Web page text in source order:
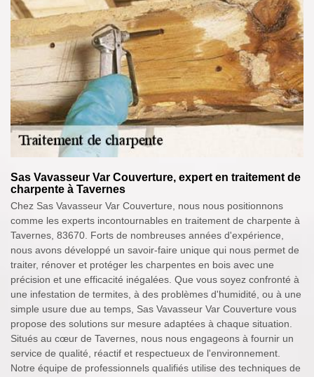
Sas Vavasseur Var Couverture, expert en traitement de
charpente à Tavernes
Chez Sas Vavasseur Var Couverture, nous nous positionnons
comme les experts incontournables en traitement de charpente à
Tavernes, 83670. Forts de nombreuses années d'expérience,
nous avons développé un savoir-faire unique qui nous permet de
traiter, rénover et protéger les charpentes en bois avec une
précision et une efficacité inégalées. Que vous soyez confronté à
une infestation de termites, à des problèmes d'humidité, ou à une
simple usure due au temps, Sas Vavasseur Var Couverture vous
propose des solutions sur mesure adaptées à chaque situation.
Situés au cœur de Tavernes, nous nous engageons à fournir un
service de qualité, réactif et respectueux de l'environnement.
Notre équipe de professionnels qualifiés utilise des techniques de